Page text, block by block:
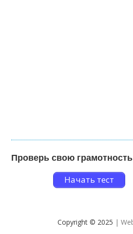
Проверь свою
Начать тест
Copyright © 2025 |